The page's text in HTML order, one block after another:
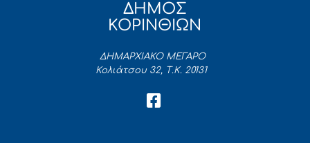
ΔΗΜΟΣ
ΚΟΡΙΝΘΙΩΝ
ΔΗΜΑΡΧΙΑΚΟ ΜΕΓΑΡΟ
Κολιάτσου 32, Τ.Κ. 20131